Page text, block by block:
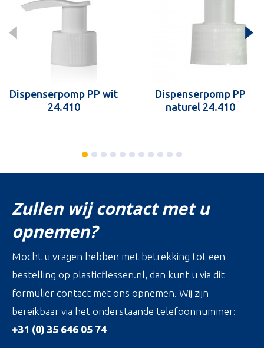
Dispenserpomp PP wit
24.410
Dispenserpomp PP
naturel 24.410
Zullen wij contact met u
opnemen?
Mocht u vragen hebben met betrekking tot een
bestelling op plasticflessen.nl, dan kunt u via dit
formulier contact met ons opnemen. Wij zijn
bereikbaar via het onderstaande telefoonnummer:
+31 (0) 35 646 05 74